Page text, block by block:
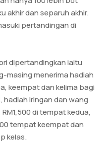
akhir dan separuh akhir.
pertandingan di
dipertandingkan iaitu
masing menerima hadiah
keempat dan kelima bagi
hadiah iringan dan wang
di tempat kedua,
tempat keempat dan
kelas.